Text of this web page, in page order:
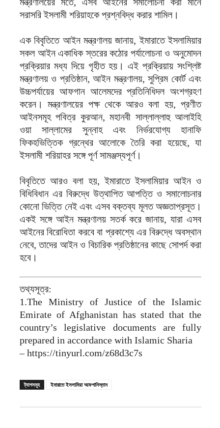
সরাসরি ইসলামী শরিয়াহকে প্রশ্নবিদ্ধ করার শামিল।
এক বিবৃতিতে আইন মন্ত্রণালয় জানায়, ইমারাতে ইসলামিয়ার
সকল আইন একাধিক স্তরের কঠোর পর্যালোচনা ও অনুমোদন
প্রক্রিয়ার মধ্য দিয়ে গৃহীত হয়। এই প্রক্রিয়ায় সংশ্লিষ্ট
মন্ত্রণালয় ও প্রতিষ্ঠান, আইন মন্ত্রণালয়, সুপ্রিম কোর্ট এবং
উচ্চপর্যায়ের আফগান আলেমদের প্রতিনিধিদল অংশগ্রহণ
করেন। মন্ত্রণালয়ের পক্ষ থেকে আরও বলা হয়, প্রণীত
আইনসমূহ পবিত্র কুরআন, মহানবী সাল্লাল্লাহু আলাইহি
ওয়া সাল্লামের সুন্নাহ এবং নির্ভরযোগ্য হানাফি
ফিকহভিত্তিক গ্রন্থের আলোকে তৈরি করা হয়েছে, যা
ইসলামী শরিয়াহর সঙ্গে পূর্ণ সামঞ্জস্যপূর্ণ।
বিবৃতিতে আরও বলা হয়, ইমারাতে ইসলামিয়ার আইন ও
বিধিবিধান এর বিরুদ্ধে উত্থাপিত আপত্তি ও সমালোচনার
কোনো ভিত্তি নেই এবং এসব বক্তব্য মূলত অজ্ঞতাপ্রসূত।
একই সঙ্গে আইন মন্ত্রণালয় সতর্ক করে জানায়, যারা এসব
আইনের বিরোধিতা করবে বা প্রকাশ্যে এর বিরুদ্ধে অবস্থান
নেবে, তাদের আইন ও বিচারিক প্রতিষ্ঠানের কাছে সোপর্দ করা
হবে।
তথ্যসূত্র:
1.The Ministry of Justice of the Islamic
Emirate of Afghanistan has stated that the
country’s legislative documents are fully
prepared in accordance with Islamic Sharia
– https://tinyurl.com/z68d3c7s
ট্যাগসমূহ ইমারাতে ইসলামিয়া আফগানিস্তান